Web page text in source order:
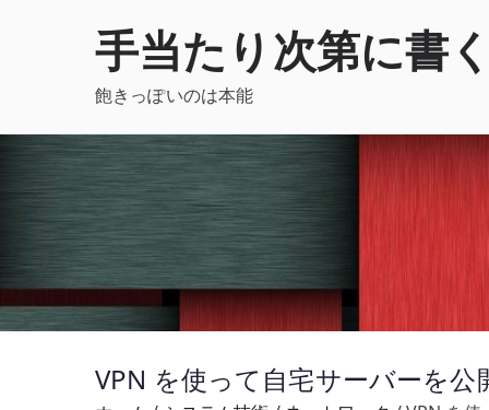
手当たり次第に書
飽きっぽいのは本能
VPN を使って自宅サーバーを